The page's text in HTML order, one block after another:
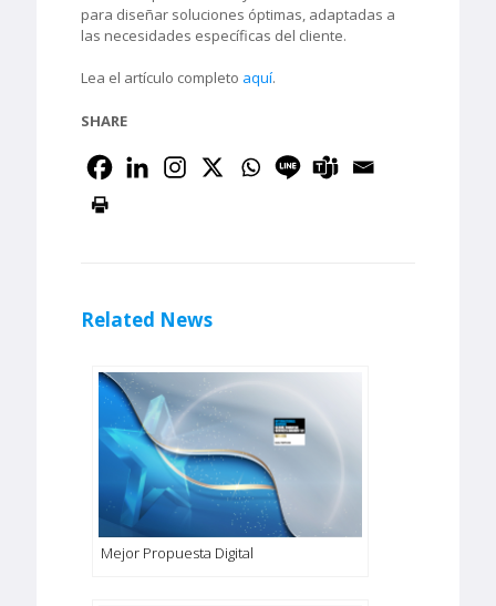
para diseñar soluciones óptimas, adaptadas a
las necesidades específicas del cliente.
Lea el artículo completo aquí.
SHARE
Related News
Mejor Propuesta Digital